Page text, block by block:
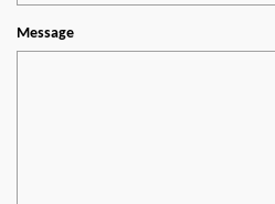
Message